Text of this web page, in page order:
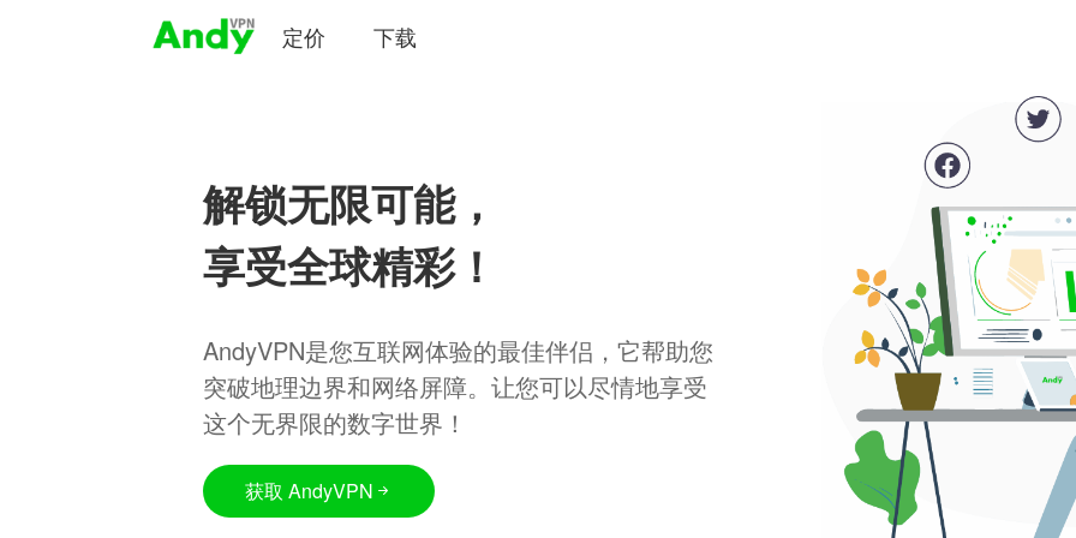
定价 下载
解锁无限可能，
享受全球精彩！
AndyVPN是您互联网体验的最佳伴侣，它帮助您
突破地理边界和网络屏障。让您可以尽情地享受
这个无界限的数字世界！
获取 AndyVPN